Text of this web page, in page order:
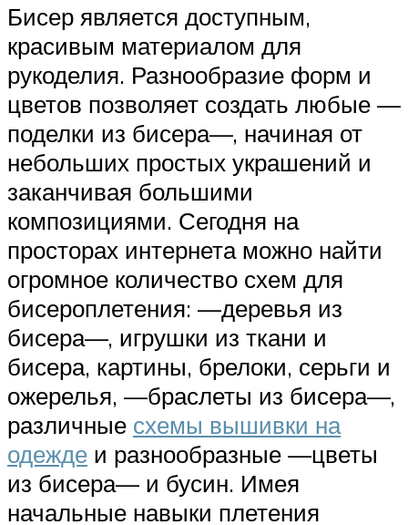
Бисер является доступным,
красивым материалом для
рукоделия. Разнообразие форм и
цветов позволяет создать любые —
поделки из бисера—, начиная от
небольших простых украшений и
заканчивая большими
композициями. Сегодня на
просторах интернета можно найти
огромное количество схем для
бисероплетения: —деревья из
бисера—, игрушки из ткани и
бисера, картины, брелоки, серьги и
ожерелья, —браслеты из бисера—,
различные схемы вышивки на
одежде и разнообразные —цветы
из бисера— и бусин. Имея
начальные навыки плетения